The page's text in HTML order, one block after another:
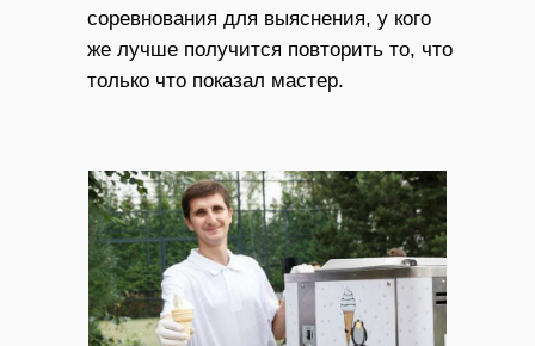
соревнования для выяснения, у кого
же лучше получится повторить то, что
только что показал мастер.